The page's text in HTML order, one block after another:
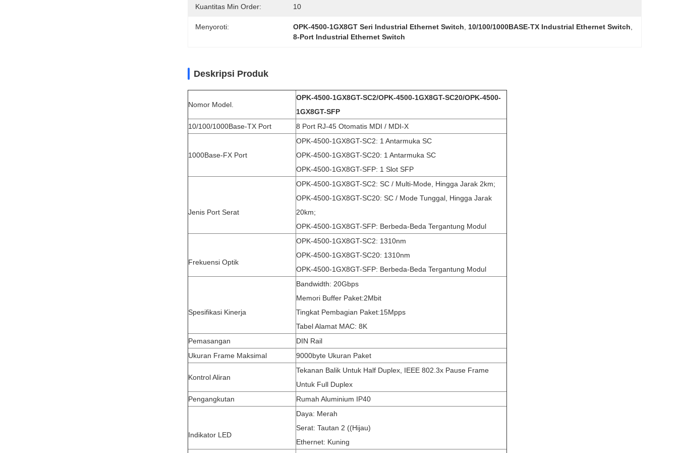
Kuantitas Min Order: 10
Menyoroti: OPK-4500-1GX8GT Seri Industrial Ethernet Switch 10/100/1000BASE-TX Industrial Ethernet Switch
8-Port Industrial Ethernet Switch
Deskripsi Produk
Nomor Model.
OPK-4500-1GX8GT-SC2/OPK-4500-1GX8GT-SC20/OPK-4500-
1GX8GT-SFP
10/100/1000Base-TX Port
8 Port RJ-45 Otomatis MDI / MDI-X
1000Base-FX Port
OPK-4500-1GX8GT-SC2: 1 Antarmuka SC
OPK-4500-1GX8GT-SC20: 1 Antarmuka SC
OPK-4500-1GX8GT-SFP: 1 Slot SFP
Jenis Port Serat
OPK-4500-1GX8GT-SC2: SC / Multi-Mode, Hingga Jarak 2km;
OPK-4500-1GX8GT-SC20: SC / Mode Tunggal, Hingga Jarak
20km;
OPK-4500-1GX8GT-SFP: Berbeda-Beda Tergantung Modul
Frekuensi Optik
OPK-4500-1GX8GT-SC2: 1310nm
OPK-4500-1GX8GT-SC20: 1310nm
OPK-4500-1GX8GT-SFP: Berbeda-Beda Tergantung Modul
Spesifikasi Kinerja
Bandwidth: 20Gbps
Memori Buffer Paket:2Mbit
Tingkat Pembagian Paket:15Mpps
Tabel Alamat MAC: 8K
Pemasangan
DIN Rail
Ukuran Frame Maksimal
9000byte Ukuran Paket
Kontrol Aliran
Tekanan Balik Untuk Half Duplex, IEEE 802.3x Pause Frame
Untuk Full Duplex
Pengangkutan
Rumah Aluminium IP40
Indikator LED
Daya: Merah
Serat: Tautan 2 ((Hijau)
Ethernet: Kuning